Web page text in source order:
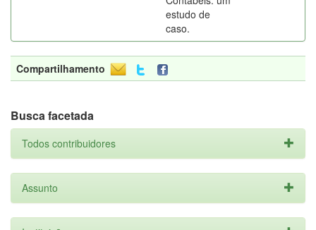
estudo de
caso.
Compartilhamento
Busca facetada
Todos contribuidores
Assunto